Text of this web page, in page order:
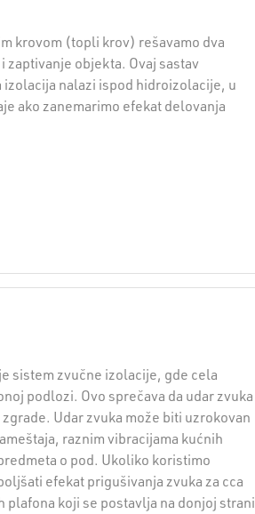
krovom (topli krov) rešavamo dva
objekta. Ovaj sastav
nalazi ispod hidroizolacije, u
ako zanemarimo efekat delovanja
sistem zvučne izolacije, gde cela
podlozi. Ovo sprečava da udar zvuka
Udar zvuka može biti uzrokovan
raznim vibracijama kućnih
o pod. Ukoliko koristimo
efekat prigušivanja zvuka za cca
plafona koji se postavlja na donjoj strani